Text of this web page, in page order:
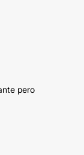
pero